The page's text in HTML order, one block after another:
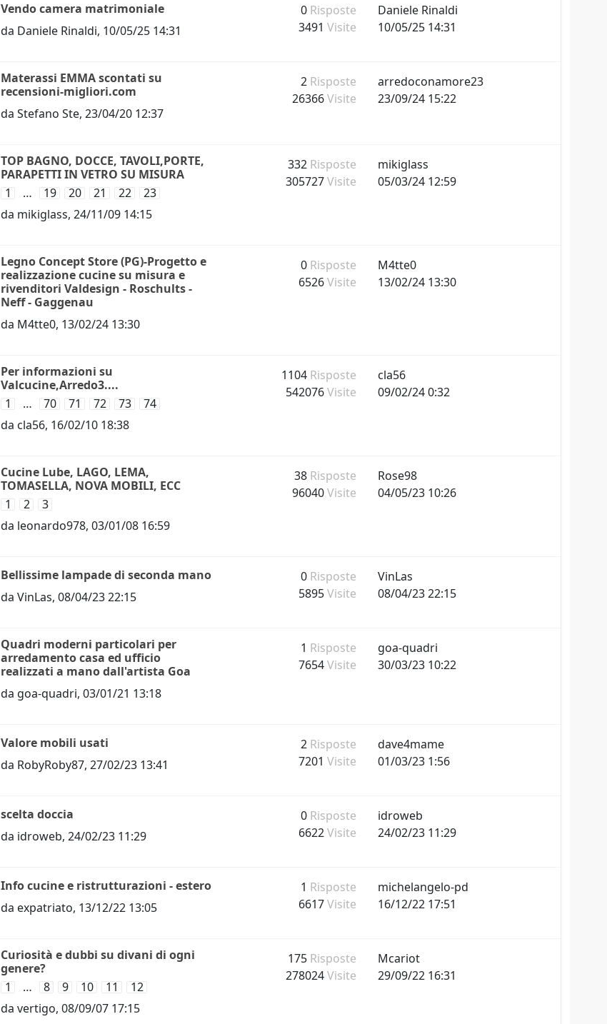
Vendo camera matrimoniale
da Daniele Rinaldi, 10/05/25 14:31
0 Risposte
3491 Visite
Daniele Rinaldi
10/05/25 14:31
Materassi EMMA scontati su
recensioni-migliori.com
daStefano Ste,23/04/20 12:37
2 Risposte
26366Visite
arredoconamore23
23/09/24 15:22
TOP BAGNO, DOCCE, TAVOLI,PORTE,
PARAPETTI IN VETRO SU MISURA
1
… 19 20 21 22
23
da mikiglass,24/11/09 14:15
332 Risposte
305727Visite
mikiglass
05/03/24 12:59
Legno Concept Store (PG)-Progetto e
realizzazione cucine su misura e
rivenditori Valdesign - Roschults -
Neff - Gaggenau
da M4tte0, 13/02/24 13:30
0 Risposte
6526Visite
M4tte0
13/02/24 13:30
Per informazioni su
Valcucine,Arredo3....
1
… 70 71 72 73
74
da cla56, 16/02/10 18:38
1104 Risposte
542076Visite
cla56
09/02/24 0:32
Cucine Lube, LAGO, LEMA,
TOMASELLA, NOVA MOBILI, ECC
1
2
3
da leonardo978,03/01/08 16:59
38 Risposte
96040Visite
Rose98
04/05/23 10:26
Bellissime lampade di seconda mano
daVinLas,08/04/23 22:15
0 Risposte
5895Visite
VinLas
08/04/23 22:15
Quadri moderni particolari per
arredamento casa ed ufficio
realizzati a mano dall'artista Goa
da goa-quadri,03/01/21 13:18
1 Risposte
7654Visite
goa-quadri
30/03/23 10:22
Valore mobili usati
da RobyRoby87,27/02/23 13:41
2 Risposte
7201 Visite
dave4mame
01/03/23 1:56
scelta doccia
da idroweb,24/02/23 11:29
0 Risposte
6622Visite
idroweb
24/02/23 11:29
Info cucine e ristrutturazioni - estero
da expatriato, 13/12/22 13:05
1 Risposte
6617Visite
michelangelo-pd
16/12/22 17:51
Curiosità e dubbi su divani di ogni
genere?
1
… 8 9 10 11
12
davertigo,08/09/07 17:15
175 Risposte
278024Visite
Mcariot
29/09/22 16:31